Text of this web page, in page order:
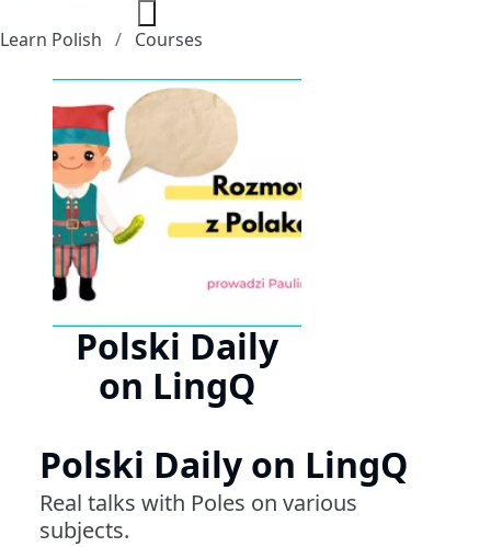
Learn Polish Courses
Polski Daily
on LingQ
Polski Daily on LingQ
Real talks with Poles on various
subjects.